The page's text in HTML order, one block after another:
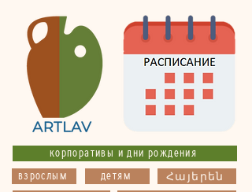
корпоративы и дни рождения
детям
взрослым Հայերեն